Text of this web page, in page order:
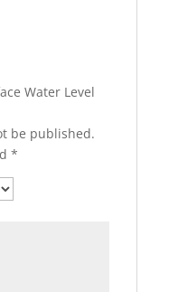
Water Level
be published.
*